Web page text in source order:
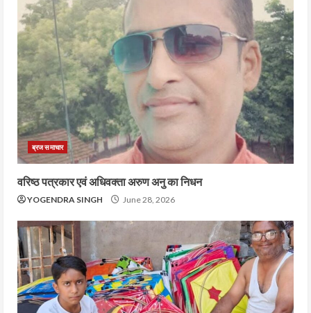
ब्रज समाचार
वरिष्ठ पत्रकार एवं अधिवक्ता अरुण अनु का निधन
YOGENDRA SINGH June 28, 2026